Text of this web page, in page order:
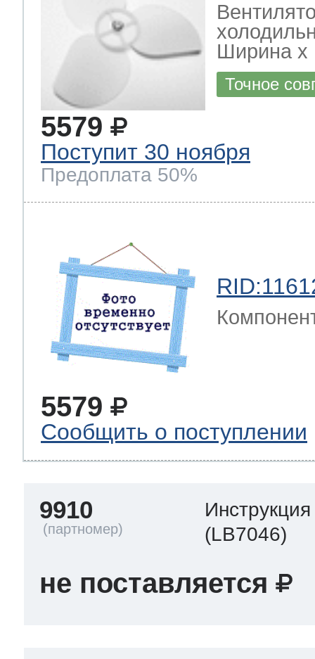
Ширина х
Точное
5579
Поступит 30 ноября
Предоплата 50%
5579
Сообщить о поступлении
9910
(LB7046)
не поставляется